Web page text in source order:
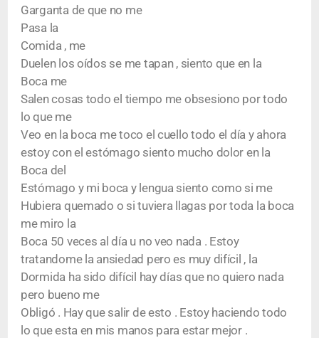
Garganta de que no me
Pasa la
Comida , me
Duelen los oídos se me tapan , siento que en la
Boca me
Salen cosas todo el tiempo me obsesiono por todo
lo que me
Veo en la boca me toco el cuello todo el día y ahora
estoy con el estómago siento mucho dolor en la
Boca del
Estómago y mi boca y lengua siento como si me
Hubiera quemado o si tuviera llagas por toda la boca
me miro la
Boca 50 veces al día u no veo nada . Estoy
tratandome la ansiedad pero es muy difícil , la
Dormida ha sido difícil hay días que no quiero nada
pero bueno me
Obligó . Hay que salir de esto . Estoy haciendo todo
lo que esta en mis manos para estar mejor .